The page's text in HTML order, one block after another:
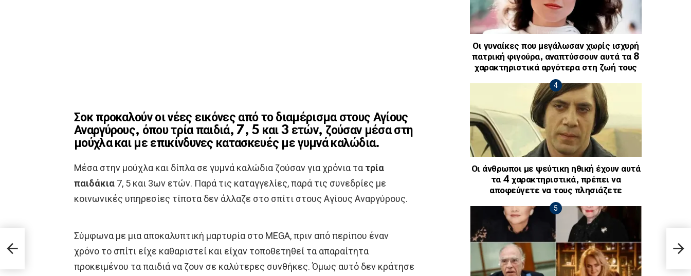
Σοκ προκαλούν οι νέες εικόνες από το διαμέρισμα στους Αγίους
Αναργύρους, όπου τρία παιδιά, 7, 5 και 3 ετών, ζούσαν μέσα στη
μούχλα και με επικίνδυνες κατασκευές με γυμνά καλώδια.
Μέσα στην μούχλα και δίπλα σε γυμνά καλώδια ζούσαν για χρόνια τατρία
παιδάκια 7, 5 και 3ων ετών. Παρά τις καταγγελίες, παρά τις συνεδρίες με
κοινωνικές υπηρεσίες τίποτα δεν άλλαζε στο σπίτι στους Αγίους Αναργύρους.
Σύμφωνα με μια αποκαλυπτική μαρτυρία στο MEGA, πριν από περίπου έναν
χρόνο το σπίτι είχε καθαριστεί και είχαν τοποθετηθεί τα απαραίτητα
προκειμένου τα παιδιά να ζουν σε καλύτερες συνθήκες. Όμως αυτό δεν κράτησε
Οι γυναίκες που μεγάλωσαν χωρίς ισχυρή
πατρική φιγούρα, αναπτύσσουν αυτά τα 8
χαρακτηριστικά αργότερα στη ζωή τους
Οι άνθρωποι με ψεύτικη ηθική έχουν αυτά
τα 4 χαρακτηριστικά, πρέπει να
αποφεύγετε να τους πλησιάζετε